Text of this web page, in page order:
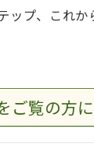
ップ、これ
ご覧の方